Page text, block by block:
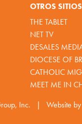
OTROS
THE TABLET
NET TV
DESALES
DIOCESE OF
CATHOLIC
MEET ME IN
Inc. | Website by